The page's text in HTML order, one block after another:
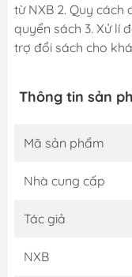
từ NXB 2. Quy
quyển sách 3. Xử lí
trợ đổi sách cho
Thông tin sản
Mã sản phẩm
Nhà cung cấp
Tác giả
NXB